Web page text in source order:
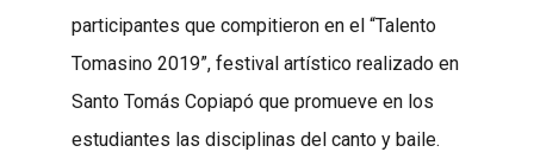
participantes que compitieron en el “Talento
Tomasino 2019”, festival artístico realizado en
Santo Tomás Copiapó que promueve en los
estudiantes las disciplinas del canto y baile.